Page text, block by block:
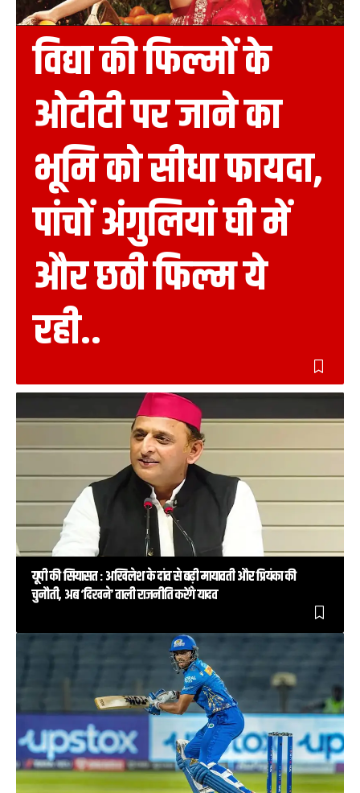
विद्या की फिल्मों के
ओटीटी पर जाने का
भूमि को सीधा फायदा,
पांचों अंगुलियां घी में
और छठी फिल्म ये
रही..
यूपी की सियासत : अखिलेश के दांव से बढ़ी मायावती और प्रियंका की
चुनौती, अब ‘दिखने’ वाली राजनीति करेंगे यादव